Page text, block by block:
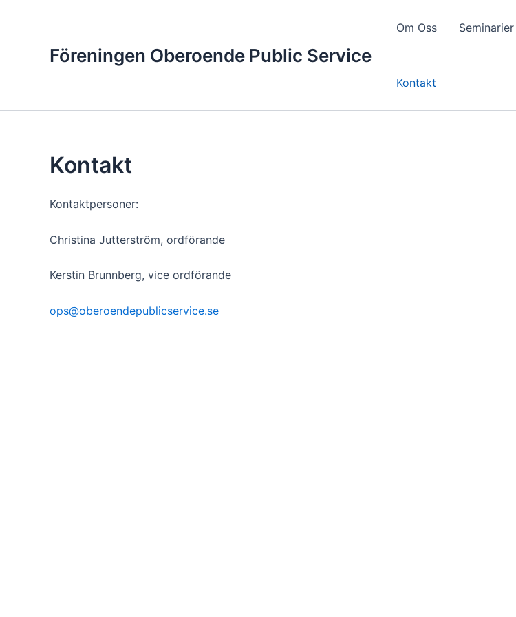
Föreningen Oberoende Public Service
Om Oss Seminarier
Kontakt
Kontakt
Kontaktpersoner:
Christina Jutterström, ordförande
Kerstin Brunnberg, vice ordförande
ops@oberoendepublicservice.se